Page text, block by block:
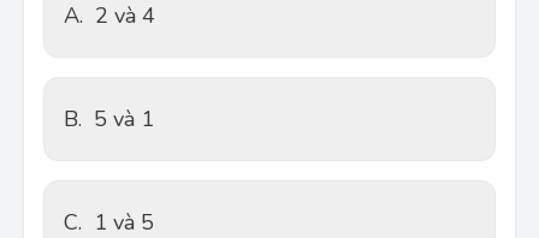
A. 2 và 4
B. 5 và 1
C. 1 và 5